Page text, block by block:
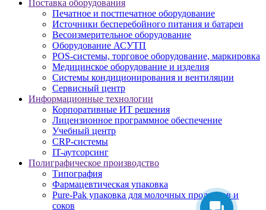
Поставка оборудования
Печатное и постпечатное оборудование
Источники бесперебойного питания и батареи
Весоизмерительное оборудование
Оборудование АСУТП
POS-системы, торговое оборудование, маркировка
Медицинское оборудование и изделия
Системы кондиционирования и вентиляции
Сервисный центр
Информационные технологии
Корпоративные ИТ решения
Лицензионное программное обеспечение
Учебный центр
CRP-системы
IT-аутсорсинг
Полиграфическое производство
Типография
Фармацевтическая упаковка
Pure-Pak упаковка для молочных продуктов и
соков